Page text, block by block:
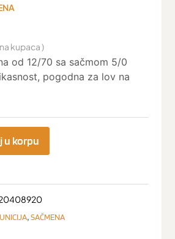
kupaca )
od 12/70 sa sačmom 5/0
pogodna za lov na
u korpu
,SAČMENA